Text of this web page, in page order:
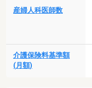
産婦人科医師数
介護保険料基準額
(月額)